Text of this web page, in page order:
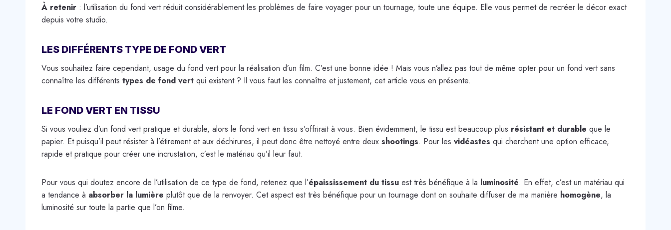
À retenir : l’utilisation du fond vert réduit considérablement les problèmes de faire voyager pour un tournage, toute une équipe. Elle vous permet de recréer le décor exact
depuis votre studio.
LES DIFFÉRENTS TYPE DE FOND VERT
Vous souhaitez faire cependant, usage du fond vert pour la réalisation d’un film. C’est une bonne idée ! Mais vous n’allez pas tout de même opter pour un fond vert sans
connaître les différents types de fond vert qui existent ? Il vous faut les connaître et justement, cet article vous en présente.
LE FOND VERT EN TISSU
Si vous vouliez d’un fond vert pratique et durable, alors le fond vert en tissu s’offrirait à vous. Bien évidemment, le tissu est beaucoup plus résistant et durable que le
papier. Et puisqu’il peut résister à l’étirement et aux déchirures, il peut donc être nettoyé entre deux shootings. Pour les vidéastes qui cherchent une option efficace,
rapide et pratique pour créer une incrustation, c’est le matériau qu’il leur faut.
Pour vous qui doutez encore de l’utilisation de ce type de fond, retenez que l’épaississement du tissu est très bénéfique à la luminosité. En effet, c’est un matériau qui
a tendance à absorber la lumière plutôt que de la renvoyer. Cet aspect est très bénéfique pour un tournage dont on souhaite diffuser de ma manière homogène, la
luminosité sur toute la partie que l’on filme.